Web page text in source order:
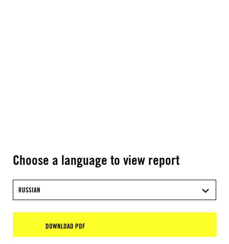
Choose a language to view report
RUSSIAN
DOWNLOAD PDF